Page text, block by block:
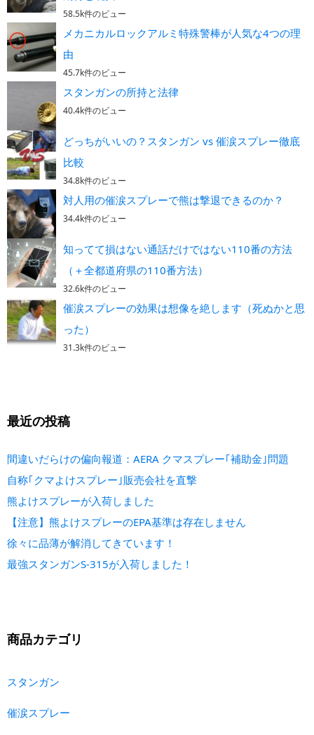
58.5k件のビュー
メカニカルロックアルミ特殊警棒が人気な4つの理
由
45.7k件のビュー
スタンガンの所持と法律
40.4k件のビュー
どっちがいいの？スタンガン vs 催涙スプレー徹底
比較
34.8k件のビュー
対人用の催涙スプレーで熊は撃退できるのか？
34.4k件のビュー
知ってて損はない通話だけではない110番の方法
（＋全都道府県の110番方法）
32.6k件のビュー
催涙スプレーの効果は想像を絶します（死ぬかと思
った）
31.3k件のビュー
最近の投稿
間違いだらけの偏向報道：AERA クマスプレー｢補助金｣問題
自称｢クマよけスプレー｣販売会社を直撃
熊よけスプレーが入荷しました
【注意】熊よけスプレーのEPA基準は存在しません
徐々に品薄が解消してきています！
最強スタンガンS-315が入荷しました！
商品カテゴリ
スタンガン
催涙スプレー